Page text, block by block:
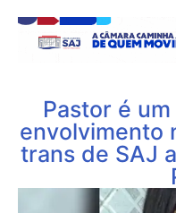
Pastor é
envolvimento
trans de SAJ